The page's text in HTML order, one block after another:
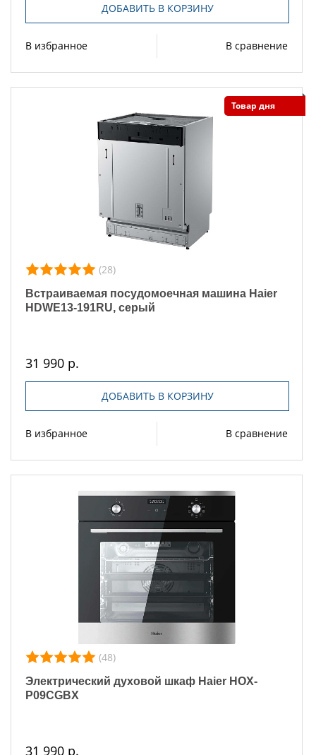
ДОБАВИТЬ В КОРЗИНУ
В избранное В сравнение
Товар дня
(28)
Встраиваемая посудомоечная машина Haier
HDWE13-191RU, серый
31 990 р.
ДОБАВИТЬ В КОРЗИНУ
В избранное В сравнение
(48)
Электрический духовой шкаф Haier HOX-
P09CGBX
31 990 р.